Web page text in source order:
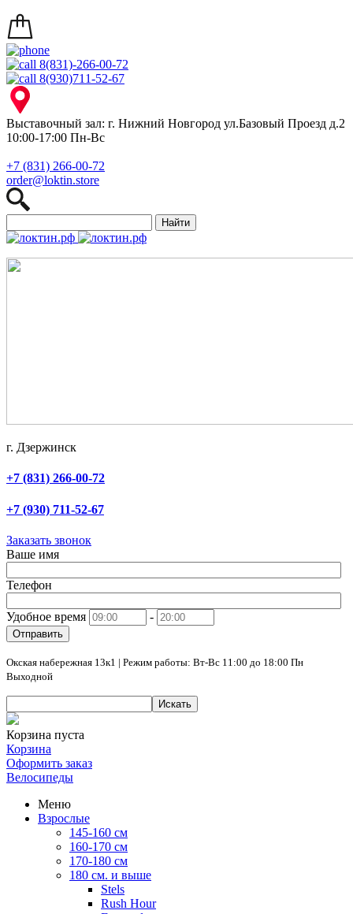
8(831)-266-00-72
8(930)711-52-67
Выставочный зал: г. Нижний Новгород ул.Базовый Проезд д.2
10:00-17:00 Пн-Вс
+7 (831) 266-00-72
order@loktin.store
Найти
г. Дзержинск
+7 (831) 266-00-72
+7 (930) 711-52-67
Заказать звонок
Ваше имя
Телефон
Удобное время -
Отправить
Окская набережная 13к1 | Режим работы: Вт-Вс 11:00 до 18:00 Пн
Выходной
Искать
Корзина пуста
Корзина
Оформить заказ
Велосипеды
Меню
Взрослые
145-160 см
160-170 см
170-180 см
180 см. и выше
Stels
Rush Hour